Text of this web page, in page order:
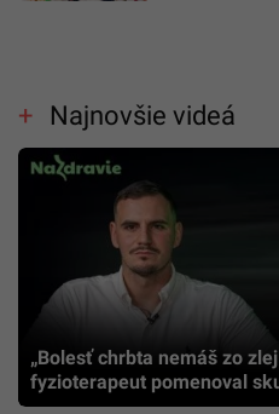
Najnovšie videá
„Bolesť chrbta nemáš zo
fyzioterapeut pomenoval